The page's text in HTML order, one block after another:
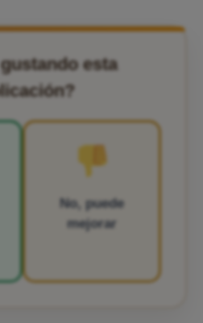
esta
No, puede
mejorar